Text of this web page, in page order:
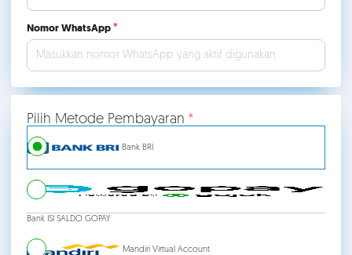
Nomor WhatsApp
Pilih Metode Pembayaran
Bank BRI
Bank ISI SALDO GOPAY
Mandiri Virtual Account